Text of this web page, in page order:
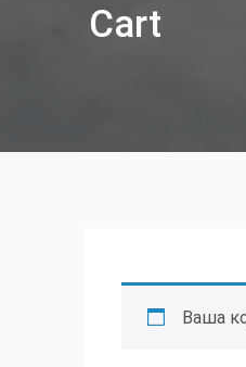
Cart
Ваша